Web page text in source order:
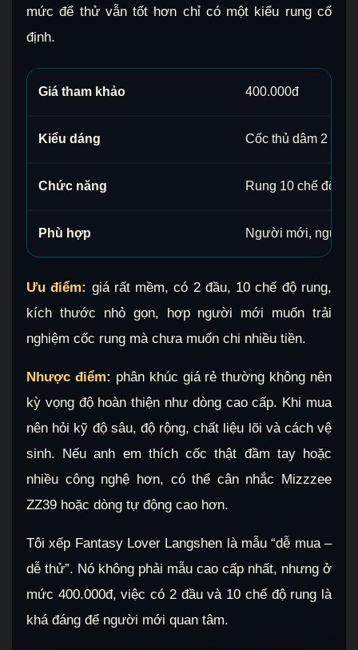
mức để thử vẫn tốt hơn chỉ có một kiểu rung cố
định.
Giá tham khảo 400.000đ
Kiểu dáng Cốc thủ dâm 2 đầu
Chức năng Rung 10 chế độ
Phù hợp Người mới, người
Ưu điểm: giá rất mềm, có 2 đầu, 10 chế độ rung,
kích thước nhỏ gọn, hợp người mới muốn trải
nghiệm cốc rung mà chưa muốn chi nhiều tiền.
Nhược điểm: phân khúc giá rẻ thường không nên
kỳ vọng độ hoàn thiện như dòng cao cấp. Khi mua
nên hỏi kỹ độ sâu, độ rộng, chất liệu lõi và cách vệ
sinh. Nếu anh em thích cốc thật đầm tay hoặc
nhiều công nghệ hơn, có thể cân nhắc Mizzzee
ZZ39 hoặc dòng tự động cao hơn.
Tôi xếp Fantasy Lover Langshen là mẫu “dễ mua –
dễ thử”. Nó không phải mẫu cao cấp nhất, nhưng ở
mức 400.000đ, việc có 2 đầu và 10 chế độ rung là
khá đáng để người mới quan tâm.